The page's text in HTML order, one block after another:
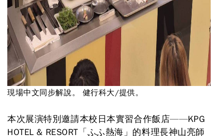
現場中文同步解說。 健行科大/提供。
本次展演特別邀請本校日本實習合作飯店——KPG
HOTEL & RESORT「ふふ熱海」的料理長神山亮師